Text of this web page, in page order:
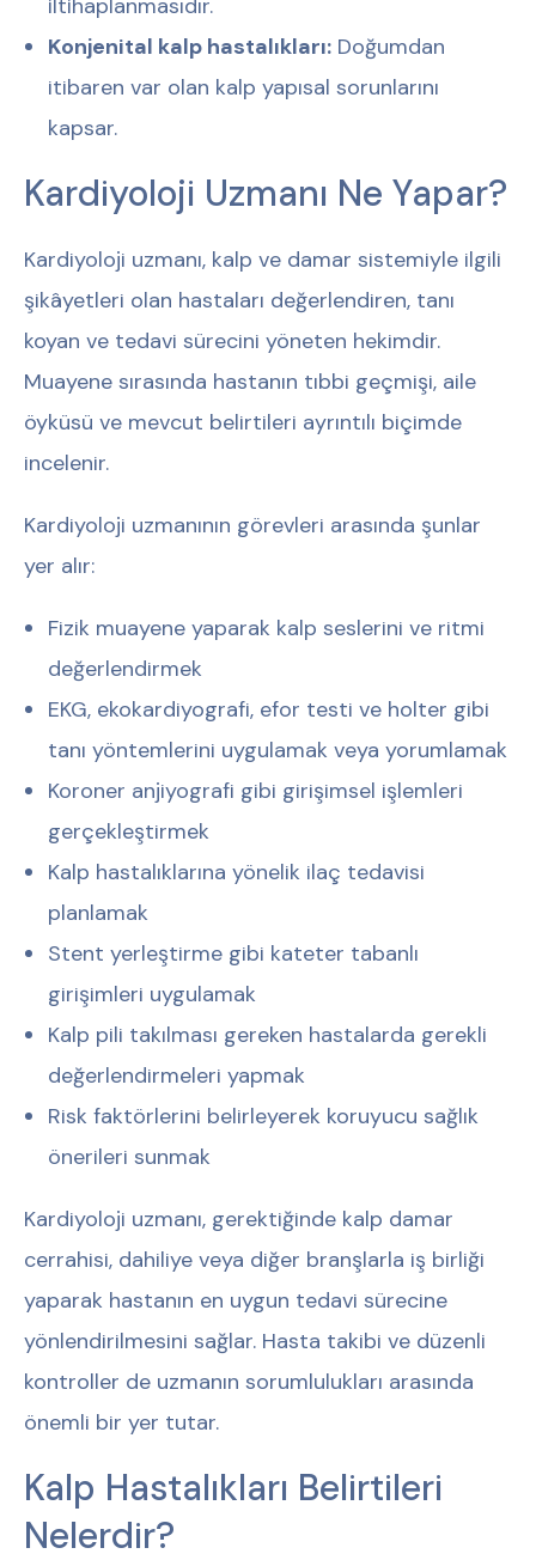
Konjenital kalp hastalıkları: Doğumdan
itibaren var olan kalp yapısal sorunlarını
kapsar.
Kardiyoloji Uzmanı Ne Yapar?
Kardiyoloji uzmanı, kalp ve damar sistemiyle ilgili
şikâyetleri olan hastaları değerlendiren, tanı
koyan ve tedavi sürecini yöneten hekimdir.
Muayene sırasında hastanın tıbbi geçmişi, aile
öyküsü ve mevcut belirtileri ayrıntılı biçimde
incelenir.
Kardiyoloji uzmanının görevleri arasında şunlar
yer alır:
Fizik muayene yaparak kalp seslerini ve ritmi
değerlendirmek
EKG, ekokardiyografi, efor testi ve holter gibi
tanı yöntemlerini uygulamak veya yorumlamak
Koroner anjiyografi gibi girişimsel işlemleri
gerçekleştirmek
Kalp hastalıklarına yönelik ilaç tedavisi
planlamak
Stent yerleştirme gibi kateter tabanlı
girişimleri uygulamak
Kalp pili takılması gereken hastalarda gerekli
değerlendirmeleri yapmak
Risk faktörlerini belirleyerek koruyucu sağlık
önerileri sunmak
Kardiyoloji uzmanı, gerektiğinde kalp damar
cerrahisi, dahiliye veya diğer branşlarla iş birliği
yaparak hastanın en uygun tedavi sürecine
yönlendirilmesini sağlar. Hasta takibi ve düzenli
kontroller de uzmanın sorumlulukları arasında
önemli bir yer tutar.
Kalp Hastalıkları Belirtileri
Nelerdir?